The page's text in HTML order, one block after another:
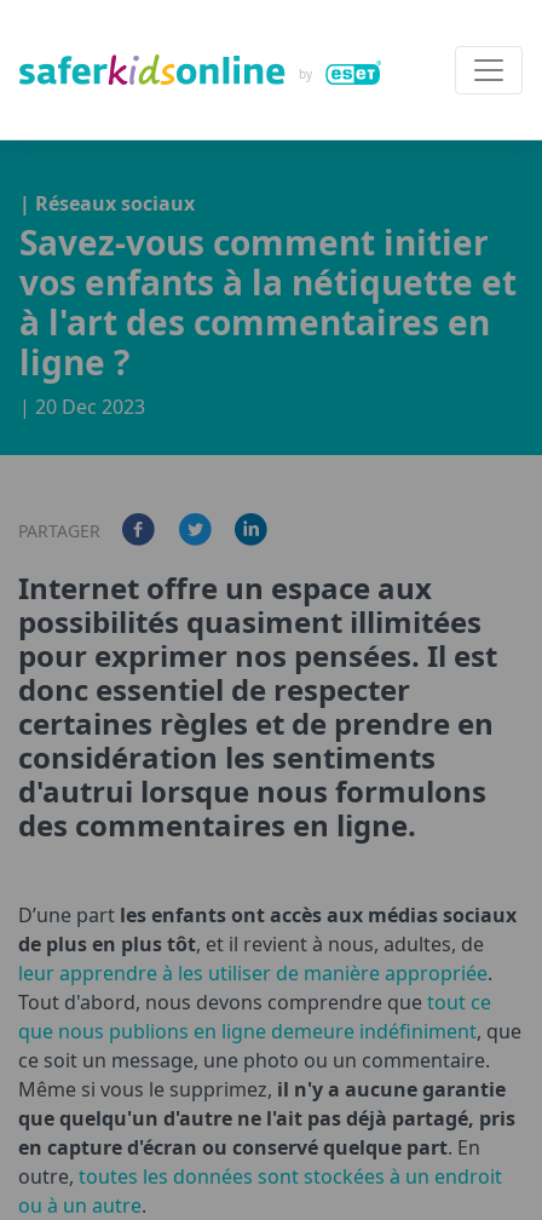
| Réseaux sociaux
Savez-vous comment initier
vos enfants à la nétiquette et
à l'art des commentaires en
ligne ?
| 20 Dec 2023
PARTAGER
Internet offre un espace aux
possibilités quasiment illimitées
pour exprimer nos pensées. Il est
donc essentiel de respecter
certaines règles et de prendre en
considération les sentiments
d'autrui lorsque nous formulons
des commentaires en ligne.
D’une part les enfants ont accès aux médias sociaux
de plus en plus tôt, et il revient à nous, adultes, de
leur apprendre à les utiliser de manière appropriée.
Tout d'abord, nous devons comprendre que tout ce
que nous publions en ligne demeure indéfiniment, que
ce soit un message, une photo ou un commentaire.
Même si vous le supprimez, il n'y a aucune garantie
que quelqu'un d'autre ne l'ait pas déjà partagé, pris
en capture d'écran ou conservé quelque part. En
outre, toutes les données sont stockées à un endroit
ou à un autre.